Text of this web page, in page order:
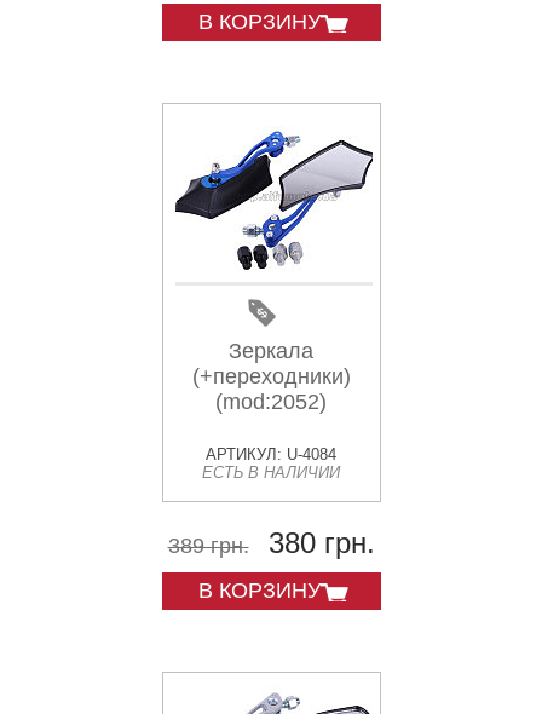
В КОРЗИНУ
Зеркала
(+переходники)
(mod:2052)
АРТИКУЛ: U-4084
ЕСТЬ В НАЛИЧИИ
389 грн. 380 грн.
В КОРЗИНУ